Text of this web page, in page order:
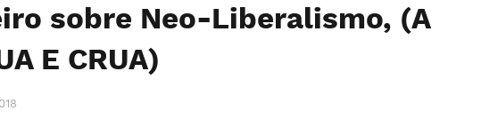
sobre Neo-Liberalismo, (A
E CRUA)